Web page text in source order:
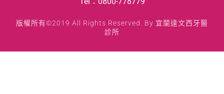
版權所有©2019 All Rights Reserved. By 宜蘭達文西牙醫
診所